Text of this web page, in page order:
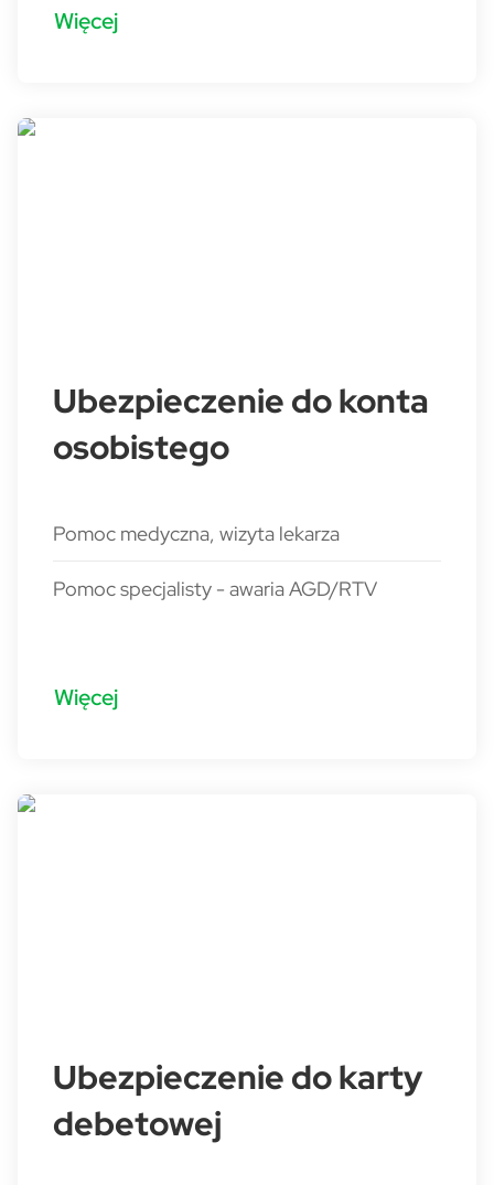
Więcej
Ubezpieczenie do konta
osobistego
Pomoc medyczna, wizyta lekarza
Pomoc specjalisty - awaria AGD/RTV
Więcej
Ubezpieczenie do karty
debetowej